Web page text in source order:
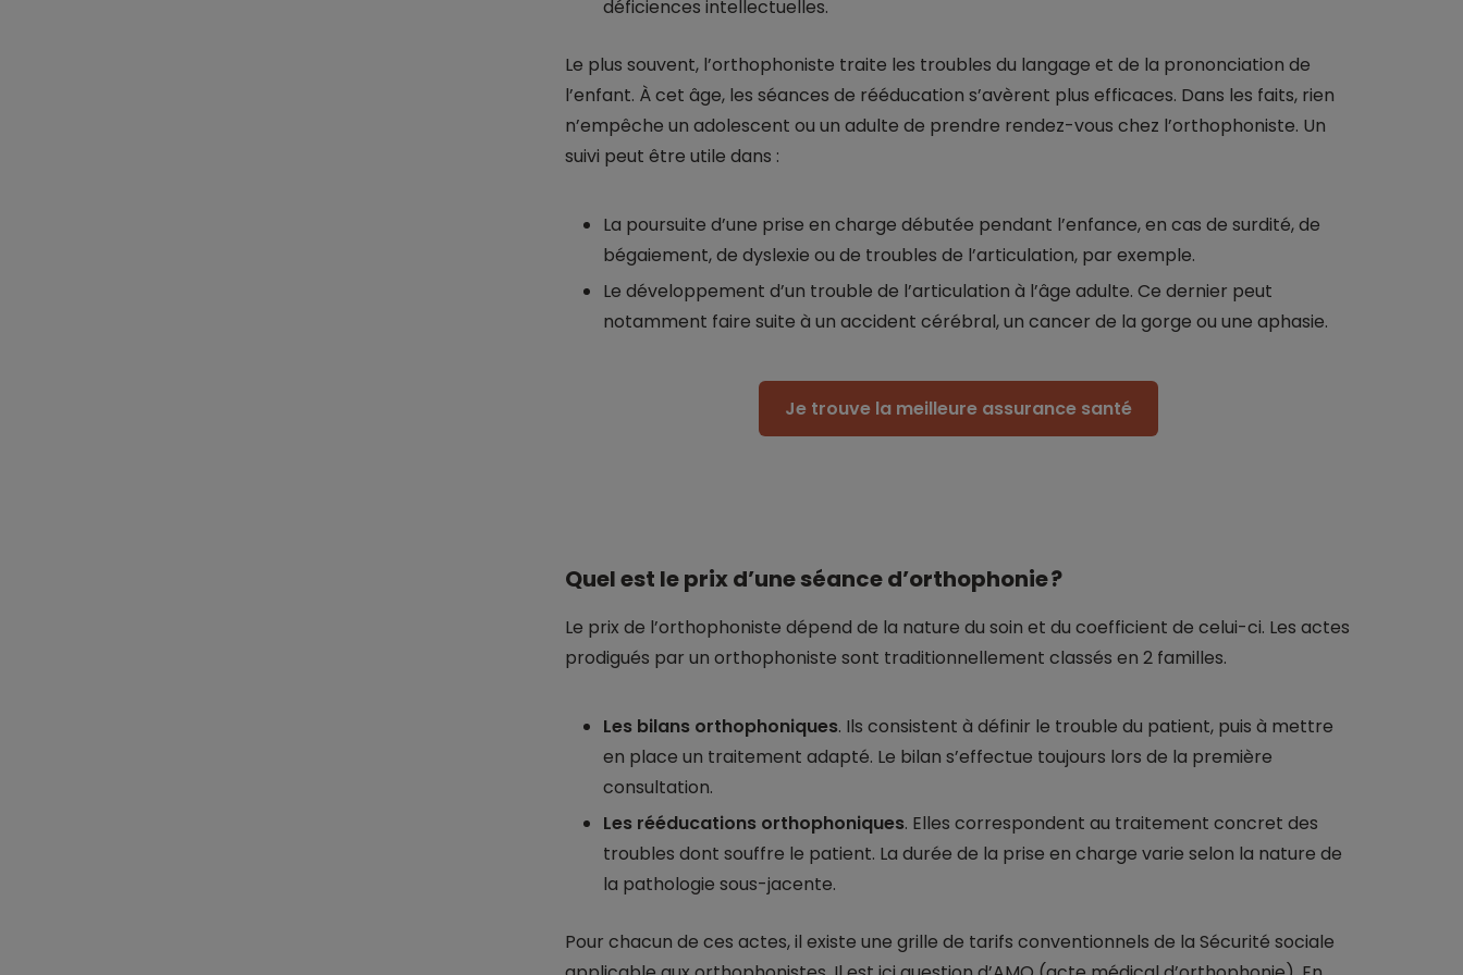
déficiences intellectuelles.
Le plus souvent, l’orthophoniste traite les troubles du langage et de la prononciation de
l’enfant. À cet âge, les séances de rééducation s’avèrent plus efficaces. Dans les faits, rien
n’empêche un adolescent ou un adulte de prendre rendez-vous chez l’orthophoniste. Un
suivi peut être utile dans :
La poursuite d’une prise en charge débutée pendant l’enfance, en cas de surdité, de
bégaiement, de dyslexie ou de troubles de l’articulation, par exemple.
Le développement d’un trouble de l’articulation à l’âge adulte. Ce dernier peut
notamment faire suite à un accident cérébral, un cancer de la gorge ou une aphasie.
Je trouve la meilleure assurance santé
Quel est le prix d’une séance d’orthophonie ?
Le prix de l’orthophoniste dépend de la nature du soin et du coefficient de celui-ci. Les actes
prodigués par un orthophoniste sont traditionnellement classés en 2 familles.
Les bilans orthophoniques. Ils consistent à définir le trouble du patient, puis à mettre
en place un traitement adapté. Le bilan s’effectue toujours lors de la première
consultation.
Les rééducations orthophoniques. Elles correspondent au traitement concret des
troubles dont souffre le patient. La durée de la prise en charge varie selon la nature de
la pathologie sous-jacente.
Pour chacun de ces actes, il existe une grille de tarifs conventionnels de la Sécurité sociale